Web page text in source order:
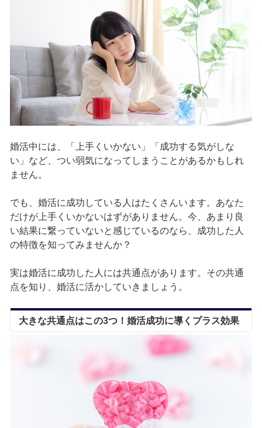
婚活中には、「上手くいかない」「成功する気がしな
い」など、つい弱気になってしまうことがあるかもしれ
ません。
でも、婚活に成功している人はたくさんいます。あなた
だけが上手くいかないはずがありません。今、あまり良
い結果に繋っていないと感じているのなら、成功した人
の特徴を知ってみませんか？
実は婚活に成功した人には共通点があります。その共通
点を知り、婚活に活かしていきましょう。
大きな共通点はこの3つ！婚活成功に導くプラス効果